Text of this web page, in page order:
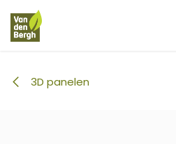
Overslaan naar inhoud
3D panelen